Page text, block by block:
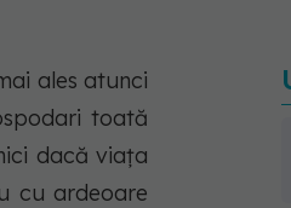
ales atunci
toată
dacă viața
cu ardeoare